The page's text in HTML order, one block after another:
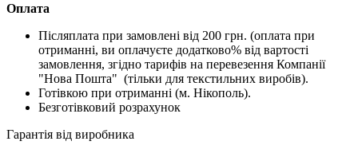
Оплата
Післяплата при замовлені від 200 грн. (оплата при
отриманні, ви оплачуєте додатково% від вартості
замовлення, згідно тарифів на перевезення Компанії
"Нова Пошта" (тільки для текстильних виробів).
Готівкою при отриманні (м. Нікополь).
Безготівковий розрахунок
Гарантія від виробника